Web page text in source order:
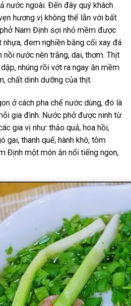
nước ngoài. Đến đây quý khách
hương vị không thể lẫn với bất
Nam Định sợi nhỏ mềm được
đem nghiền bằng cối xay đá
nước nên trắng, dai, thơm. Thịt
nhúng rồi vớt ra ngay ăn mềm
chất dinh dưỡng của thịt.
ở cách pha chế nước dùng, đó là
gia đình. Nước phở được ninh từ
gia vị như: thảo quả, hoa hồi,
gai, thanh quế, hành khô, tôm
Định một món ăn nổi tiếng ngon,